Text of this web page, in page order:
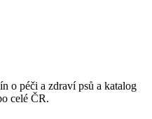
o péči a zdraví psů a katalog
celé ČR.